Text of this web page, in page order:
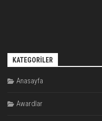
KATEGORILER
Anasayfa
Awardlar